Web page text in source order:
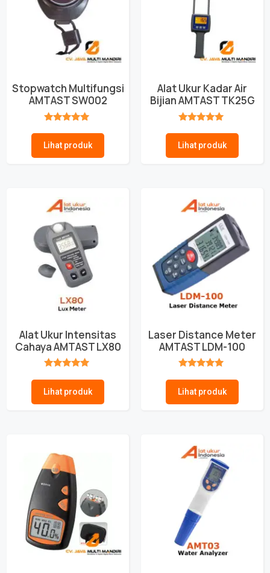
Stopwatch Multifungsi
AMTAST SW002
Lihat produk
Alat Ukur Kadar Air
Bijian AMTAST TK25G
Lihat produk
Alat Ukur Intensitas
Cahaya AMTAST LX80
Lihat produk
Laser Distance Meter
AMTAST LDM-100
Lihat produk